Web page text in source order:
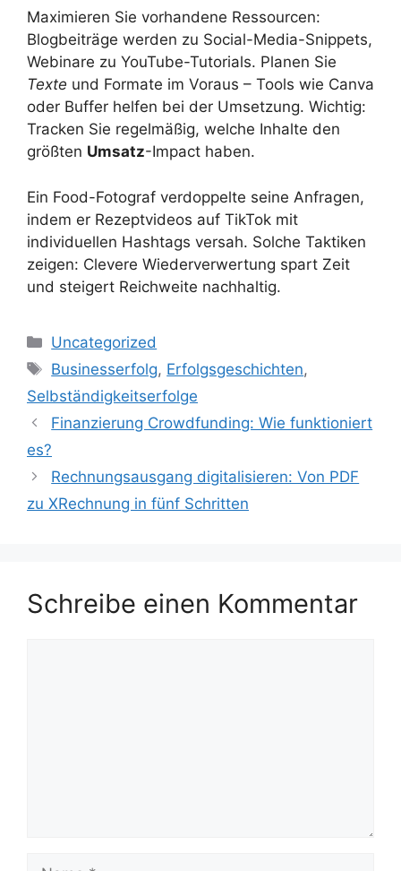
Maximieren Sie vorhandene Ressourcen:
Blogbeiträge werden zu Social-Media-Snippets,
Webinare zu YouTube-Tutorials. Planen Sie
Texte und Formate im Voraus – Tools wie Canva
oder Buffer helfen bei der Umsetzung. Wichtig:
Tracken Sie regelmäßig, welche Inhalte den
größten Umsatz-Impact haben.
Ein Food-Fotograf verdoppelte seine Anfragen,
indem er Rezeptvideos auf TikTok mit
individuellen Hashtags versah. Solche Taktiken
zeigen: Clevere Wiederverwertung spart Zeit
und steigert Reichweite nachhaltig.
Kategorien
Uncategorized
Schlagwörter
Businesserfolg, Erfolgsgeschichten,
Selbständigkeitserfolge
Finanzierung Crowdfunding: Wie funktioniert
es?
Rechnungsausgang digitalisieren: Von PDF
zu XRechnung in fünf Schritten
Schreibe einen Kommentar